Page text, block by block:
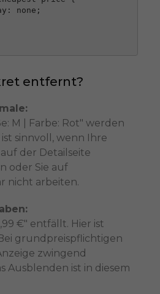
entfernt?
M | Farbe: Rot" werden
sinnvoll, wenn Ihre
der Detailseite
oder Sie auf
nicht arbeiten.
€" entfällt. Hier ist
grundpreispflichtigen
zwingend
Ausblenden ist in diesem